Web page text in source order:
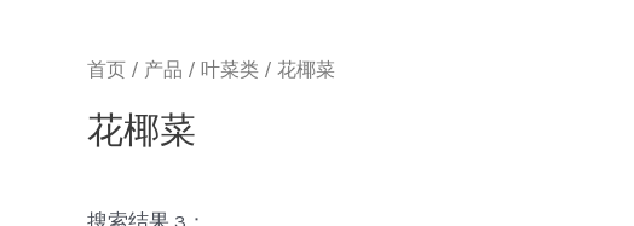
首页 / 产品 / 叶菜类 / 花椰菜
花椰菜
搜索结果 3：